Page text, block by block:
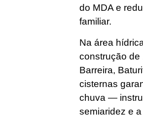
do MDA e
familiar.
Na área
construção de
Barreira,
cisternas
chuva —
semiaridez e